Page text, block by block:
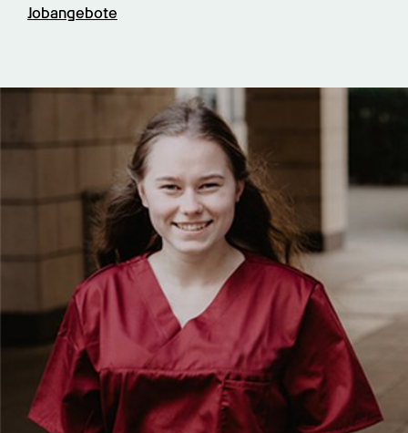
Jobangebote